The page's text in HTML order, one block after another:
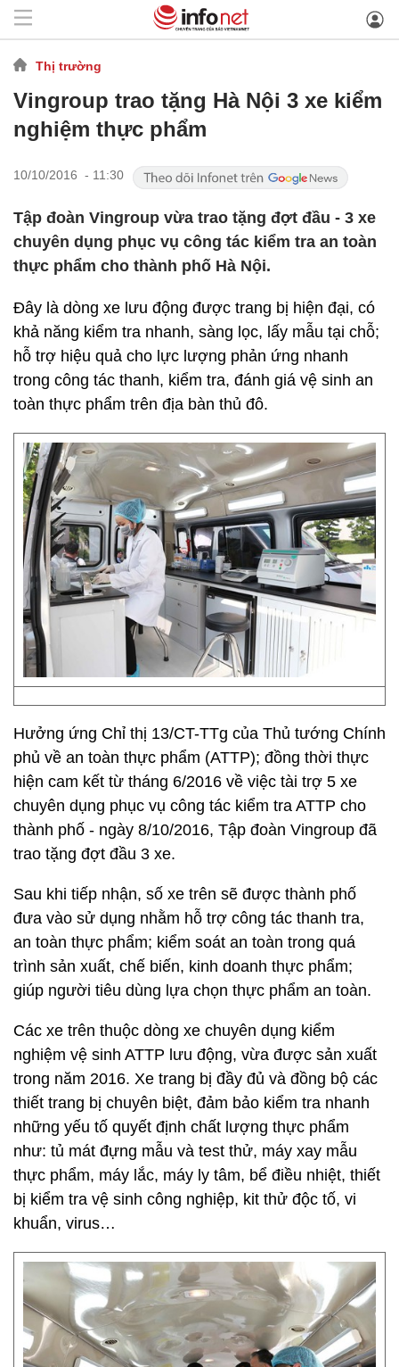
Thị trường
Vingroup trao tặng Hà Nội 3 xe kiểm
nghiệm thực phẩm
10/10/2016 - 11:30
Tập đoàn Vingroup vừa trao tặng đợt đầu - 3 xe
chuyên dụng phục vụ công tác kiểm tra an toàn
thực phẩm cho thành phố Hà Nội.
Đây là dòng xe lưu động được trang bị hiện đại, có
khả năng kiểm tra nhanh, sàng lọc, lấy mẫu tại chỗ;
hỗ trợ hiệu quả cho lực lượng phản ứng nhanh
trong công tác thanh, kiểm tra, đánh giá vệ sinh an
toàn thực phẩm trên địa bàn thủ đô.
Hưởng ứng Chỉ thị 13/CT-TTg của Thủ tướng Chính
phủ về an toàn thực phẩm (ATTP); đồng thời thực
hiện cam kết từ tháng 6/2016 về việc tài trợ 5 xe
chuyên dụng phục vụ công tác kiểm tra ATTP cho
thành phố - ngày 8/10/2016, Tập đoàn Vingroup đã
trao tặng đợt đầu 3 xe.
Sau khi tiếp nhận, số xe trên sẽ được thành phố
đưa vào sử dụng nhằm hỗ trợ công tác thanh tra,
an toàn thực phẩm; kiểm soát an toàn trong quá
trình sản xuất, chế biến, kinh doanh thực phẩm;
giúp người tiêu dùng lựa chọn thực phẩm an toàn.
Các xe trên thuộc dòng xe chuyên dụng kiểm
nghiệm vệ sinh ATTP lưu động, vừa được sản xuất
trong năm 2016. Xe trang bị đầy đủ và đồng bộ các
thiết trang bị chuyên biệt, đảm bảo kiểm tra nhanh
những yếu tố quyết định chất lượng thực phẩm
như: tủ mát đựng mẫu và test thử, máy xay mẫu
thực phẩm, máy lắc, máy ly tâm, bể điều nhiệt, thiết
bị kiểm tra vệ sinh công nghiệp, kit thử độc tố, vi
khuẩn, virus…